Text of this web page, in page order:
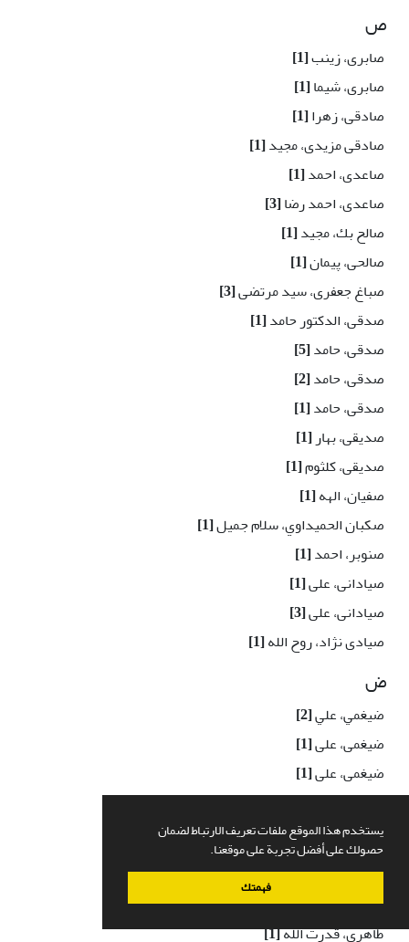
يستخدم هذا الموقع ملفات تعريف الارتباط لضمان
حصولك على أفضل تجربة على موقعنا.
فهمتك
ص
صابری، زینب[1]
صابری، شیما[1]
صادقی، زهرا[1]
صادقی مزیدی، مجید[1]
صاعدی، احمد[1]
صاعدی، احمد رضا[3]
صالح بك، مجيد[1]
صالحی، پیمان[1]
صباغ جعفری، سید مرتضی[3]
صدقی، الدکتور حامد[1]
صدقی، حامد[5]
صدقی، حامد[2]
صدقی، حامد[1]
صدیقی، بهار[1]
صدیقی، کلثوم[1]
صفیان، الهه[1]
صكبان الحميداوي، سلام جميل[1]
صنوبر، احمد[1]
صیادانی، علی[1]
صیادانی، علی[3]
صیادی نژاد، روح الله[1]
ض
ضيغمي، علي[2]
ضیغمی، علی[1]
ضیغمی، علی[1]
طالب پور، دانا[1]
طالب زاده شوشتری، عباس[1]
طالبی قره قشلاقی، جمال[4]
طاهری، قدرت الله[1]